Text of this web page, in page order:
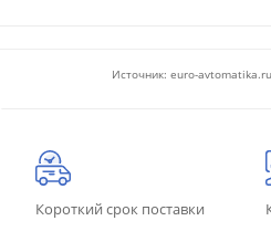
Источник: euro-
Короткий срок поставки